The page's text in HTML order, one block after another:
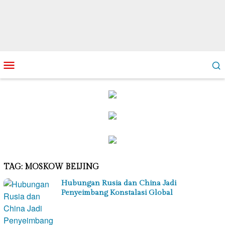
ke
kontenMobile
TAG: MOSKOW BEIJING
Hubungan Rusia dan China Jadi
Penyeimbang Konstalasi Global